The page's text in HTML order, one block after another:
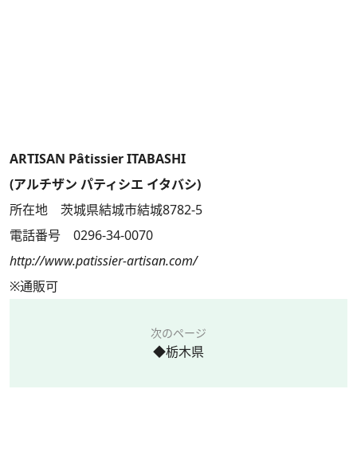
ARTISAN Pâtissier ITABASHI
(アルチザン パティシエ イタバシ)
所在地 茨城県結城市結城8782-5
電話番号 0296-34-0070
http://www.patissier-artisan.com/
※通販可
次のページ
◆栃木県